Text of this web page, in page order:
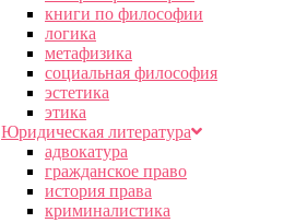
книги по философии
логика
метафизика
социальная философия
эстетика
этика
Юридическая литература
адвокатура
гражданское право
история права
криминалистика